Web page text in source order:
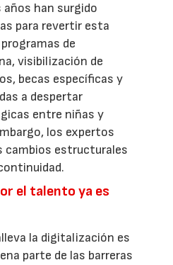
han surgido
para revertir esta
de
visibilización de
becas específicas y
a despertar
entre niñas y
los expertos
cambios estructurales
el talento ya es
la digitalización es
parte de las barreras